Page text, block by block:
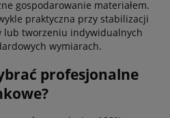
gospodarowanie materiałem.
praktyczna przy stabilizacji
lub tworzeniu indywidualnych
wymiarach.
profesjonalne